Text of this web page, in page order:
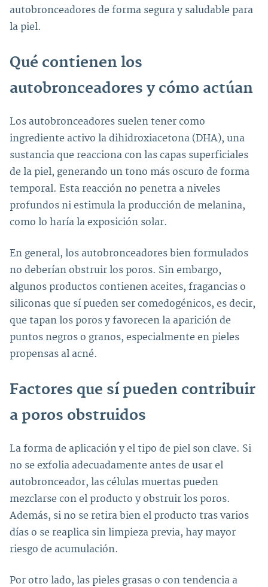
autobronceadores de forma segura y saludable para
la piel.
Qué contienen los
autobronceadores y cómo actúan
Los autobronceadores suelen tener como
ingrediente activo la dihidroxiacetona (DHA), una
sustancia que reacciona con las capas superficiales
de la piel, generando un tono más oscuro de forma
temporal. Esta reacción no penetra a niveles
profundos ni estimula la producción de melanina,
como lo haría la exposición solar.
En general, los autobronceadores bien formulados
no deberían obstruir los poros. Sin embargo,
algunos productos contienen aceites, fragancias o
siliconas que sí pueden ser comedogénicos, es decir,
que tapan los poros y favorecen la aparición de
puntos negros o granos, especialmente en pieles
propensas al acné.
Factores que sí pueden contribuir
a poros obstruidos
La forma de aplicación y el tipo de piel son clave. Si
no se exfolia adecuadamente antes de usar el
autobronceador, las células muertas pueden
mezclarse con el producto y obstruir los poros.
Además, si no se retira bien el producto tras varios
días o se reaplica sin limpieza previa, hay mayor
riesgo de acumulación.
Por otro lado, las pieles grasas o con tendencia a